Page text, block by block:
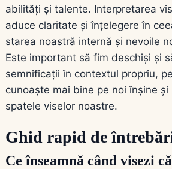
abilități și talente. Interpretarea
aduce claritate și înțelegere în
starea noastră internă și nevoile
Este important să fim deschiși și
semnificații în contextul propriu,
cunoaște mai bine pe noi înșine
spatele viselor noastre.
Ghid rapid de
Ce înseamnă când visezi